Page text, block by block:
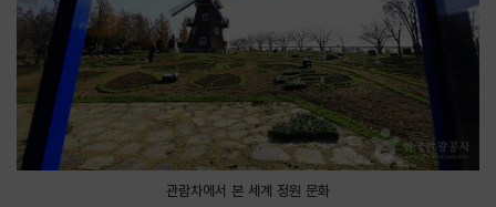
관람차에서 본 세계 정원 문화